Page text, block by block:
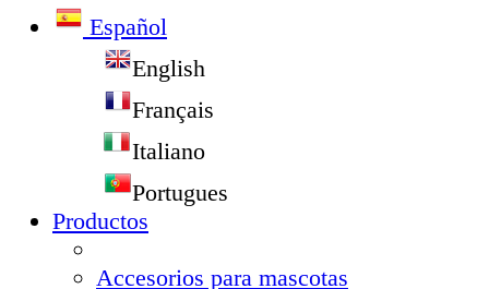
Español
English
Français
Italiano
Portugues
Productos
Accesorios para mascotas